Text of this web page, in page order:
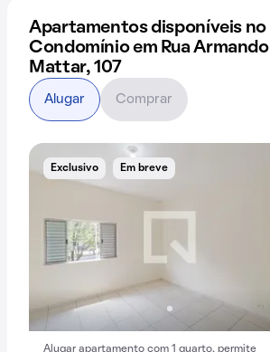
Apartamentos disponíveis no
Condomínio em Rua Armando
Mattar, 107
Exclusivo Em breve
Alugar apartamento com 1 quarto, permite
Alugar Comprar